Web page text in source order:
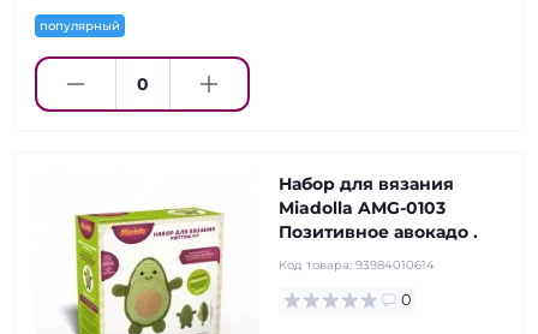
популярный
Набор для вязания
Miadolla AMG-0103
Позитивное авокадо .
Код товара: 93984010614
0